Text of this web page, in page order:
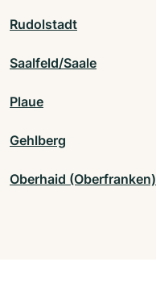
Rudolstadt
Saalfeld/Saale
Plaue
Gehlberg
Oberhaid (Oberfranken)